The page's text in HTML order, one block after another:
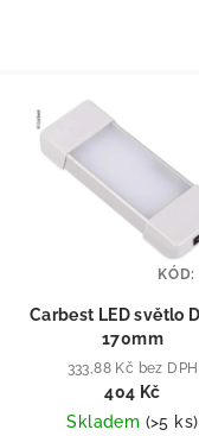
Carbest LED světlo Délka
170mm
333,88 Kč bez DPH
404 Kč
Skladem (>5 ks)
KÓD: